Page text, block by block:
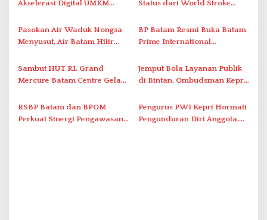
i
o
Akselerasi Digital UMKM
2026
Status dari World Stroke
Penanganan Stroke
Berstandar Internasional
Pasokan Air Waduk Nongsa
Menyusut, Air Batam Hilir
Antar-IPAM
BP Batam Resmi Buka Batam
Prime International
2026 di Stadion Temenggung
Abdul Jamal
Sambut HUT RI, Grand
Mercure Batam Centre Gelar
Nusantara’
Jemput Bola Layanan Publik
di Bintan, Ombudsman Kepri
Solar Nelayan
RSBP Batam dan BPOM
Perkuat Sinergi Pengawasan
Pengurus PWI Kepri Hormati
Pengunduran Diri Anggota,